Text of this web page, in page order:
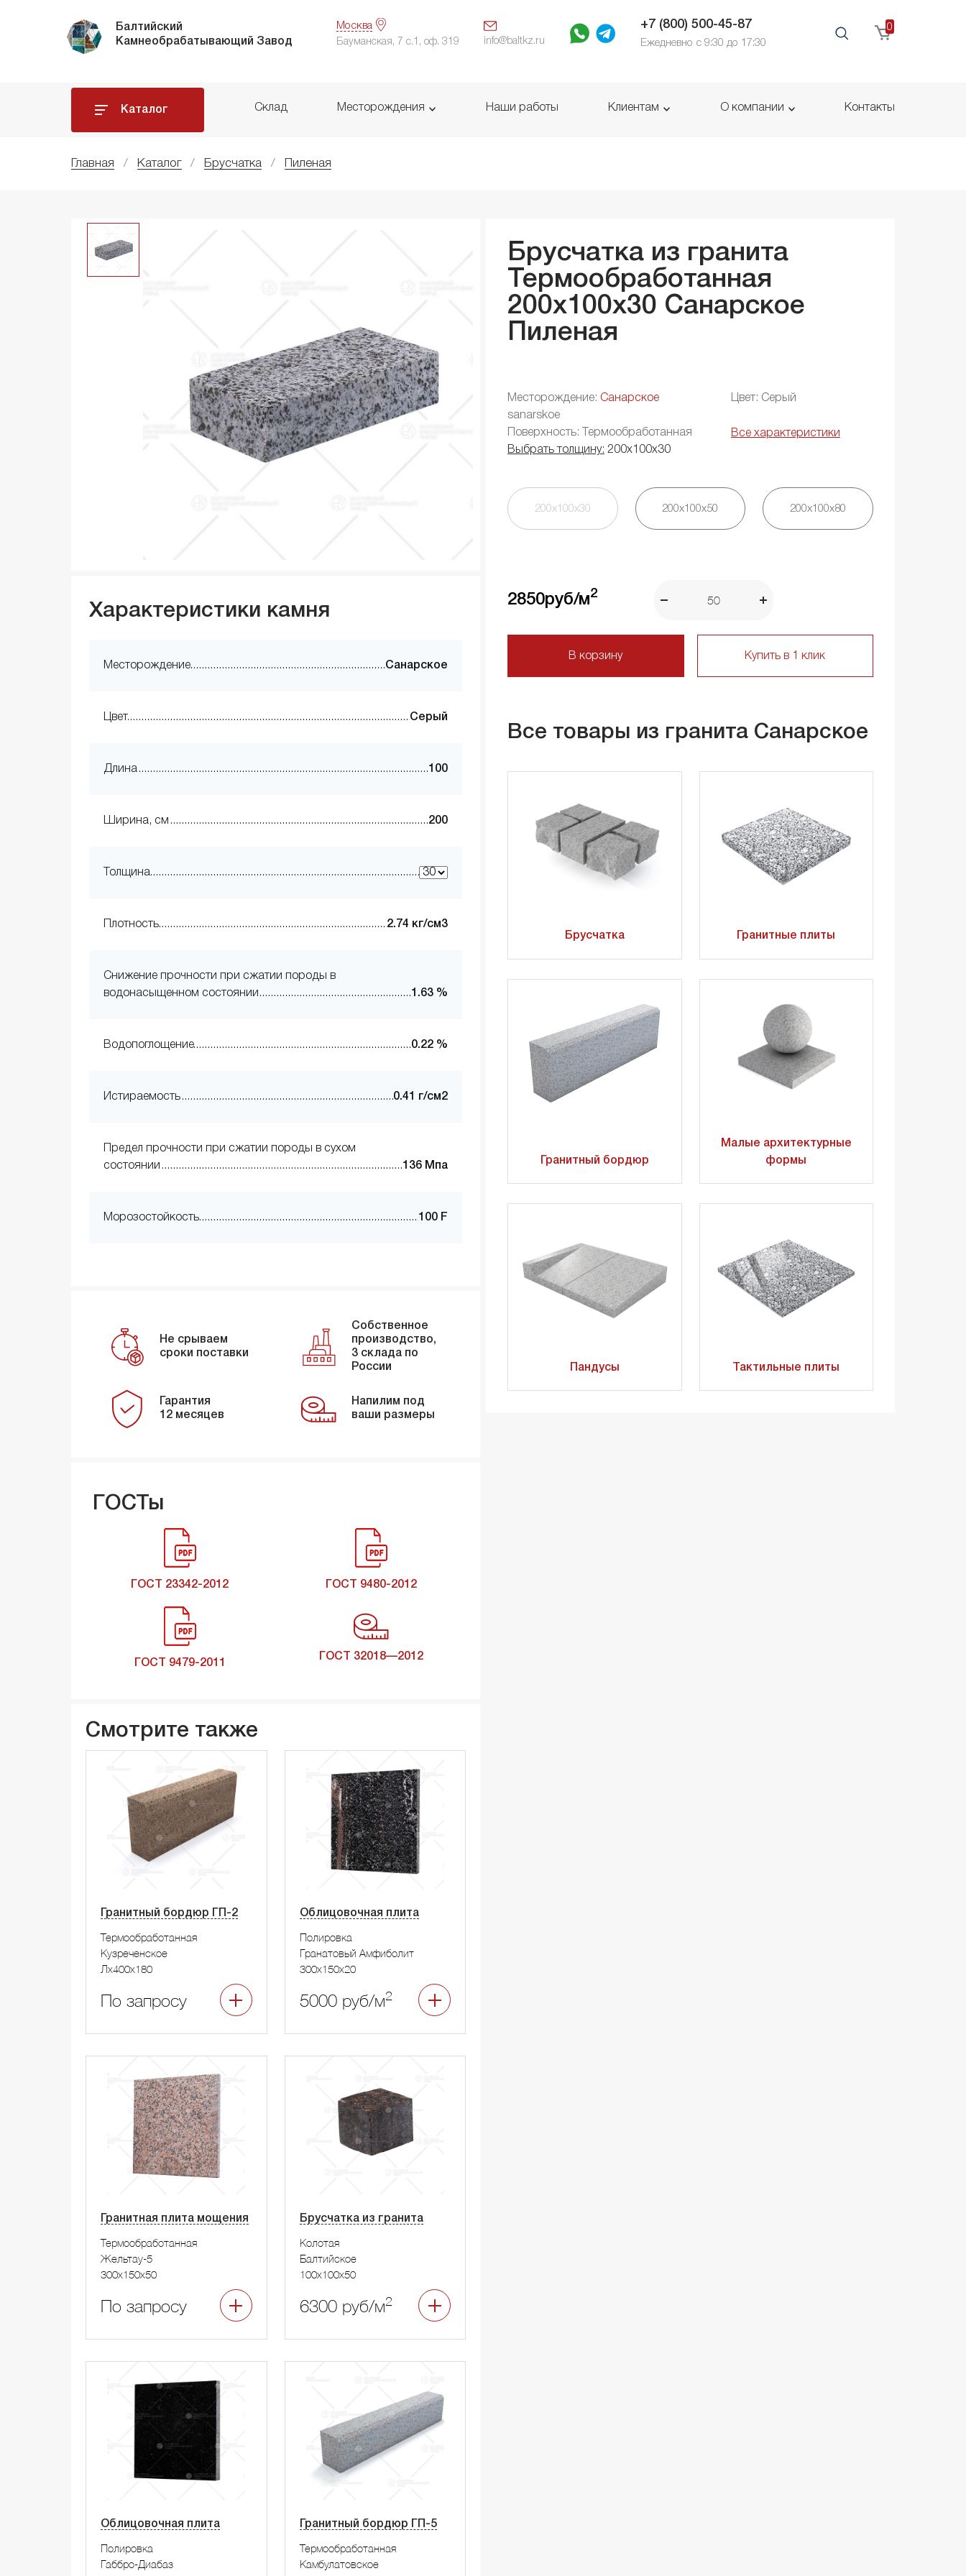
Балтийский
Камнеобрабатывающий Завод
Москва
Бауманская, 7 с.1, оф. 319 info@baltkz.ru
+7 (800) 500-45-87
Ежедневно с 9:30 до 17:30
0
Каталог Склад Месторождения Наши работы Клиентам О компании Контакты
Главная Каталог Брусчатка Пиленая
Брусчатка из гранита
Термообработанная
200x100x30 Санарское
Пиленая
Месторождение: Санарское
sanarskoe
Цвет: Серый
Поверхность: Термообработанная
Все характеристики
Выбрать толщину: 200х100х30
200х100х30 200х100х50 200х100х80
2850руб/м2
В корзину Купить в 1 клик
Все товары из гранита Санарское
Брусчатка Гранитные плиты
Гранитный бордюр
Малые архитектурные
формы
Пандусы Тактильные плиты
Характеристики камня
Месторождение Санарское
Цвет Серый
Длина 100
Ширина, см 200
Толщина
Плотность 2.74 кг/см3
Снижение прочности при сжатии породы в
водонасыщенном состоянии
1.63 %
Водопоглощение 0.22 %
Истираемость 0.41 г/см2
Предел прочности при сжатии породы в сухом
состоянии
136 Мпа
Морозостойкость 100 F
Не срываем
сроки поставки
Собственное
производство,
3 склада по
России
Гарантия
12 месяцев
Напилим под
ваши размеры
ГОСТы
ГОСТ 23342-2012 ГОСТ 9480-2012
ГОСТ 9479-2011
ГОСТ 32018—2012
Смотрите также
Гранитный бордюр ГП-2
Термообработанная
Кузреченское
Лx400x180
По запросу
Облицовочная плита
Полировка
Гранатовый Амфиболит
300x150x20
5000 руб/м2
Гранитная плита мощения
Термообработанная
Жельтау-5
300x150x50
По запросу
Брусчатка из гранита
Колотая
Балтийское
100x100x50
6300 руб/м2
Облицовочная плита
Полировка
Габбро-Диабаз
Гранитный бордюр ГП-5
Термообработанная
Камбулатовское